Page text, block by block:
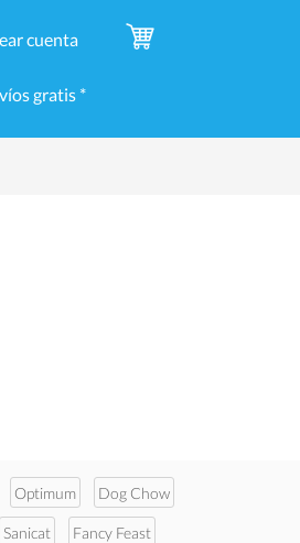
cuenta
gratis *
Optimum Dog Chow
Sanicat Fancy Feast